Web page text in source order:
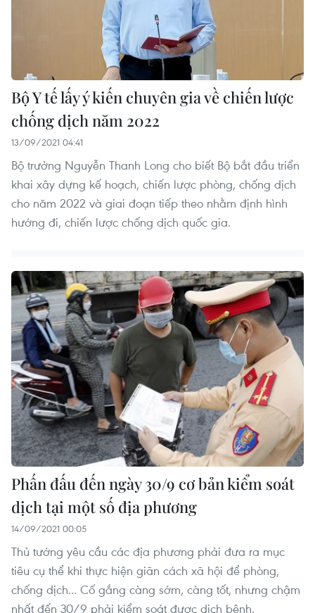
Bộ Y tế lấy ý kiến chuyên gia về chiến lược
chống dịch năm 2022
13/09/2021 04:41
Bộ trưởng Nguyễn Thanh Long cho biết Bộ bắt đầu triển
khai xây dựng kế hoạch, chiến lược phòng, chống dịch
cho năm 2022 và giai đoạn tiếp theo nhằm định hình
hướng đi, chiến lược chống dịch quốc gia.
Phấn đấu đến ngày 30/9 cơ bản kiểm soát
dịch tại một số địa phương
14/09/2021 00:05
Thủ tướng yêu cầu các địa phương phải đưa ra mục
tiêu cụ thể khi thực hiện giãn cách xã hội để phòng,
chống dịch... Cố gắng càng sớm, càng tốt, nhưng chậm
nhất đến 30/9 phải kiểm soát được dịch bệnh.